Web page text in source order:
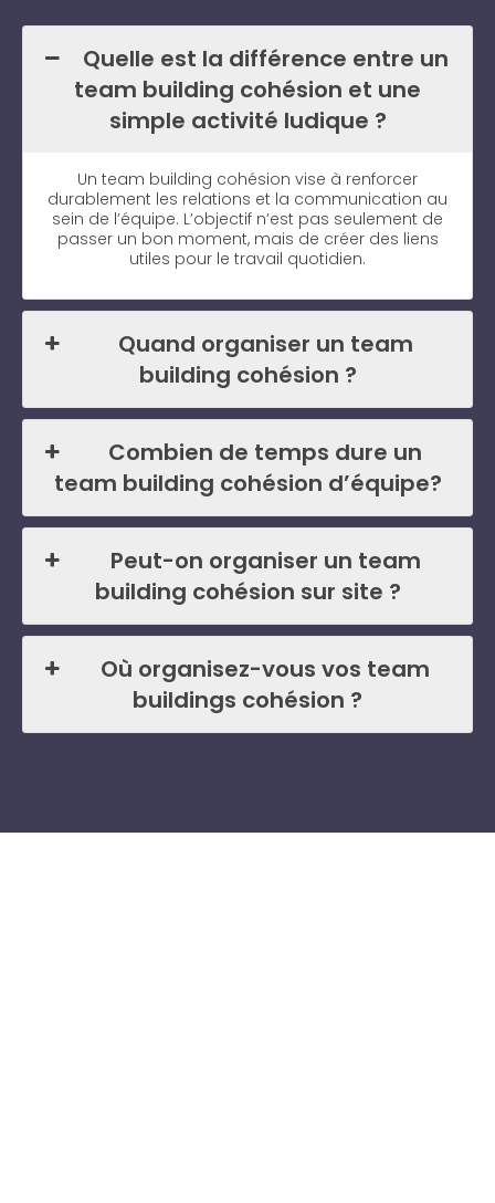
Quelle est la différence entre un
team building cohésion et une
simple activité ludique ?
Un team building cohésion vise à renforcer
durablement les relations et la communication au
sein de l’équipe. L’objectif n’est pas seulement de
passer un bon moment, mais de créer des liens
utiles pour le travail quotidien.
Quand organiser un team
building cohésion ?
Combien de temps dure un
team building cohésion d’équipe?
Peut-on organiser un team
building cohésion sur site ?
Où organisez-vous vos team
buildings cohésion ?